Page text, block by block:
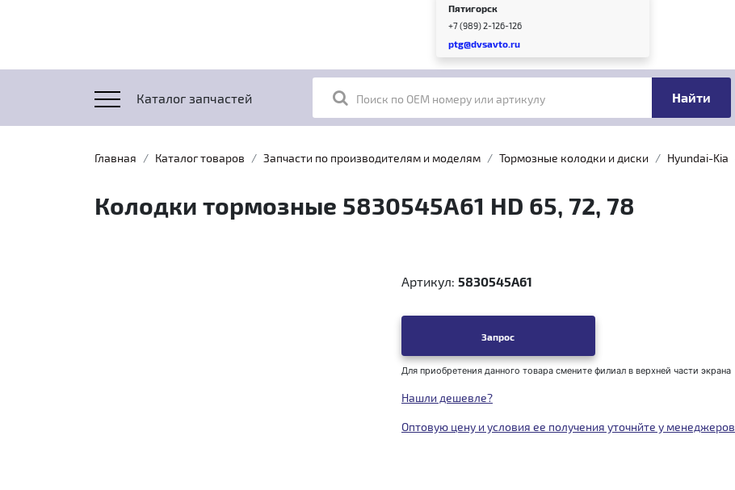
Пятигорск
+7 (989) 2-126-126
ptg@dvsavto.ru
Каталог запчастей Поиск по OEM номеру или артикулу
Главная Каталог товаров Запчасти по производителям и моделям Тормозные колодки и диски Hyundai-Kia
Колодки тормозные 5830545A61 HD 65, 72, 78
Артикул: 5830545A61
Запрос
Для приобретения данного товара смените филиал в верхней части экрана
Нашли дешевле?
Оптовую цену и условия ее получения уточнйте у менеджеров